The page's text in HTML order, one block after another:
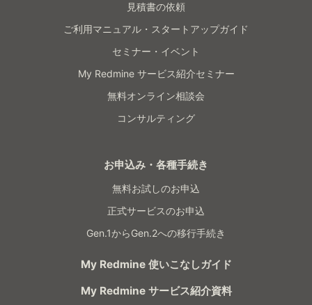
見積書の依頼
ご利用マニュアル・スタートアップガイド
セミナー・イベント
My Redmine サービス紹介セミナー
無料オンライン相談会
コンサルティング
お申込み・各種手続き
無料お試しのお申込
正式サービスのお申込
Gen.1からGen.2への移行手続き
My Redmine 使いこなしガイド
My Redmine サービス紹介資料